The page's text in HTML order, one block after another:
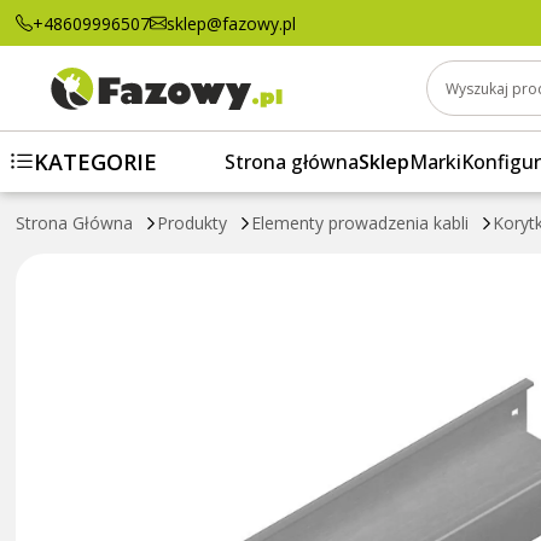
+48609996507 sklep@fazowy.pl
Wyszukaj
KATEGORIE Strona głównaSklepMarki
Strona Główna Produkty Elementy prowadzenia kabli
KMP100H50/2 Korytko kablowe 810210